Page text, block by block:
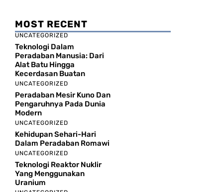
MOST RECENT
UNCATEGORIZED
Teknologi Dalam
Peradaban Manusia: Dari
Alat Batu Hingga
Kecerdasan Buatan
UNCATEGORIZED
Peradaban Mesir Kuno Dan
Pengaruhnya Pada Dunia
Modern
UNCATEGORIZED
Kehidupan Sehari-Hari
Dalam Peradaban Romawi
UNCATEGORIZED
Teknologi Reaktor Nuklir
Yang Menggunakan
Uranium